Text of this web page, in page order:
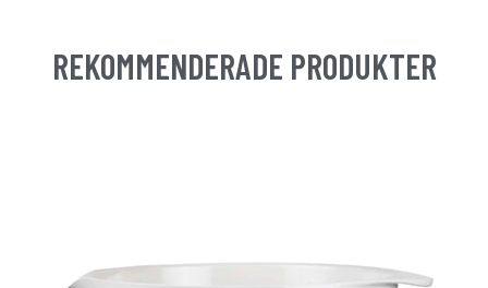
REKOMMENDERADE PRODUKTER